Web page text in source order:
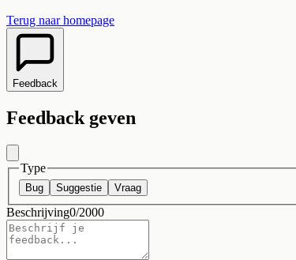
Terug naar homepage
Feedback
Feedback geven
Type
Bug Suggestie Vraag
Beschrijving0/2000